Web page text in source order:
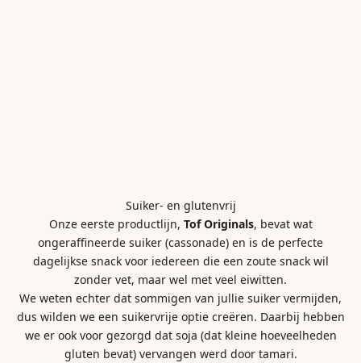
Suiker- en glutenvrij
Onze eerste productlijn, Tof Originals, bevat wat
ongeraffineerde suiker (cassonade) en is de perfecte
dagelijkse snack voor iedereen die een zoute snack wil
zonder vet, maar wel met veel eiwitten.
We weten echter dat sommigen van jullie suiker vermijden,
dus wilden we een suikervrije optie creëren. Daarbij hebben
we er ook voor gezorgd dat soja (dat kleine hoeveelheden
gluten bevat) vervangen werd door tamari.